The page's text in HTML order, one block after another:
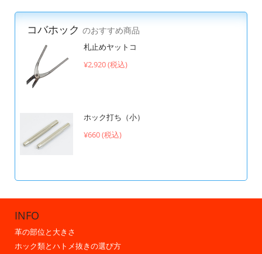
コバホック のおすすめ商品
札止めヤットコ
¥2,920 (税込)
ホック打ち（小）
¥660 (税込)
INFO
革の部位と大きさ
ホック類とハトメ抜きの選び方